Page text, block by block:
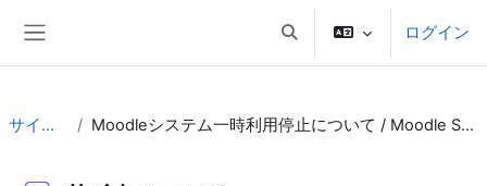
検索入力に切り替えるログイン
サイトニュース Moodleシステム一時利用停止について / Moodle System Unavailable Due to Planned Power Outages